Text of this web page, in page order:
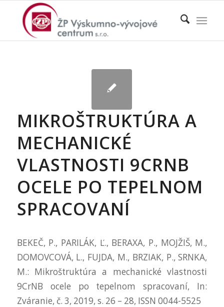
MIKROŠTRUKTÚRA A
MECHANICKÉ
VLASTNOSTI 9CRNB
OCELE PO TEPELNOM
SPRACOVANÍ
BEKEČ, P., PARILÁK, Ľ., BERAXA, P., MOJŽIŠ, M.,
DOMOVCOVÁ, L., FUJDA, M., BRZIAK, P., SRNKA,
M.: Mikroštruktúra a mechanické vlastnosti
9CrNB ocele po tepelnom spracovaní, In:
Zváranie, č. 3, 2019, s. 26 – 28, ISSN 0044-5525